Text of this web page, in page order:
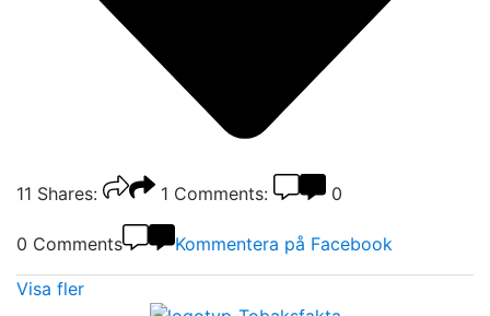
11 Shares: 1 Comments: 0
0 Comments Kommentera på Facebook
Visa fler